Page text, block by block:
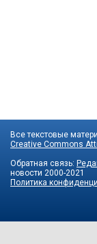
Все текстовые
Creative Commons
Обратная связь:
новости 2000-2021
Политика